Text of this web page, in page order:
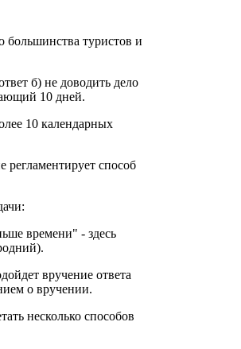
большинства туристов и
б) не доводить дело
10 дней.
10 календарных
регламентирует способ
времени" - здесь
вручение ответа
о вручении.
несколько способов